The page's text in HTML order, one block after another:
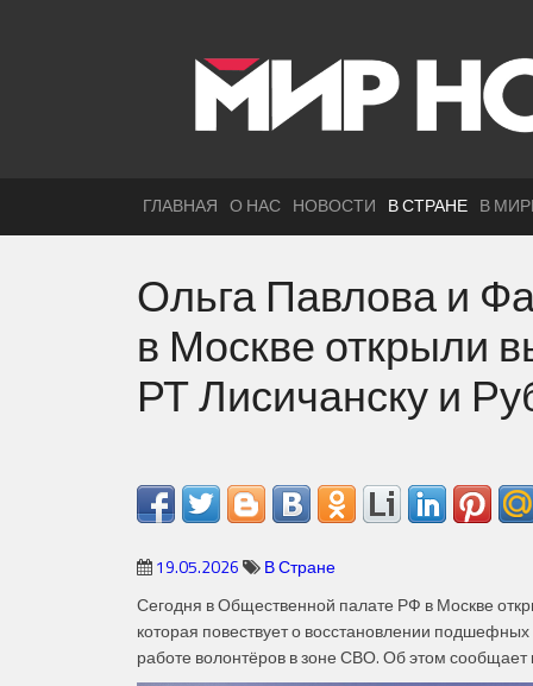
ГЛАВНАЯ О НАС НОВОСТИ В СТРАНЕ В
Ольга Павлова и
в Москве открыли
РТ Лисичанску и
19.05.2026
В Стране
Сегодня в Общественной палате РФ в Москве
которая повествует о восстановлении
работе волонтёров в зоне СВО. Об этом